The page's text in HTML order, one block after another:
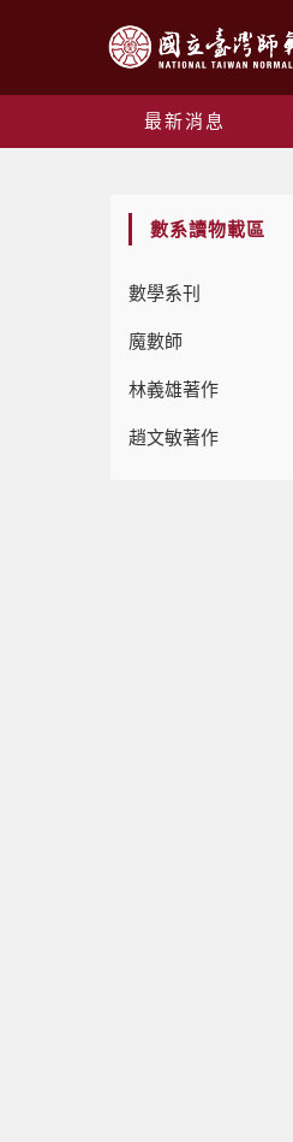
最新消息
數系讀物載區
數學系刊
魔數師
林義雄著作
趙文敏著作